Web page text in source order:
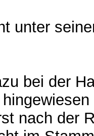
unter
bei der
nach der